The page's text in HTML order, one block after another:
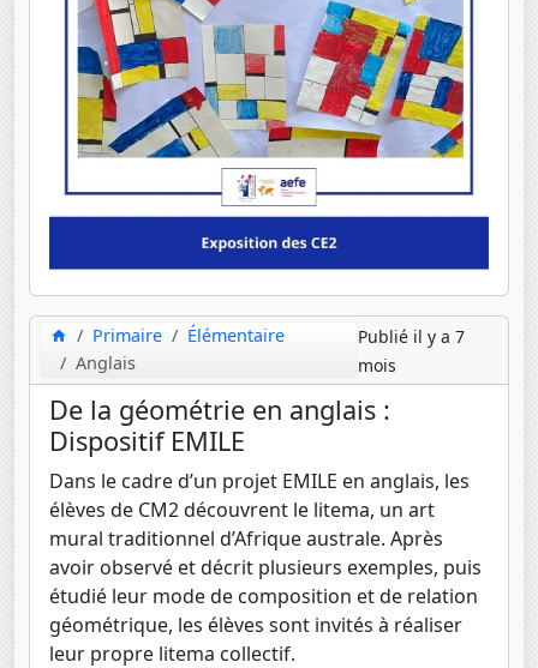
Primaire
Élémentaire
Anglais
Publié il y a 7
mois
De la géométrie en anglais :
Dispositif EMILE
Dans le cadre d’un projet EMILE en anglais, les
élèves de CM2 découvrent le litema, un art
mural traditionnel d’Afrique australe. Après
avoir observé et décrit plusieurs exemples, puis
étudié leur mode de composition et de relation
géométrique, les élèves sont invités à réaliser
leur propre litema collectif.